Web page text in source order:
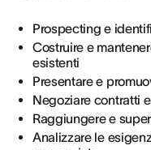
Prospecting e
Costruire e
esistenti
Presentare e
Negoziare contratti
Raggiungere e
Analizzare le